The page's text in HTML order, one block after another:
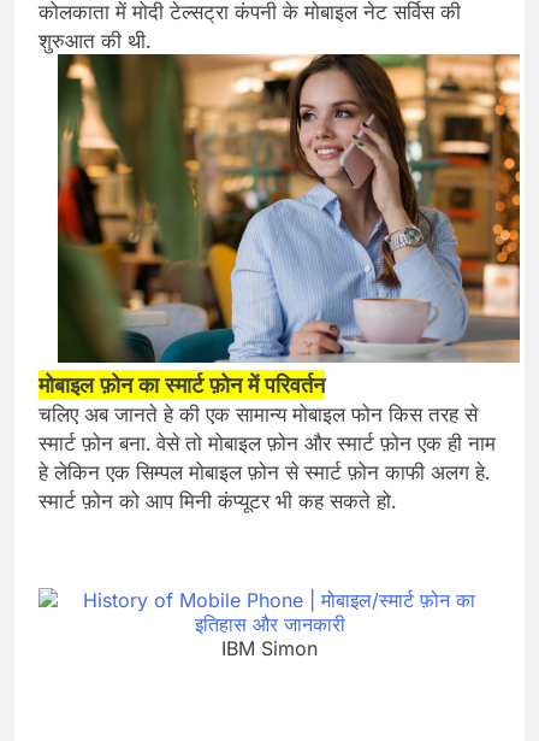
कोलकाता में मोदी टेल्सट्रा कंपनी के मोबाइल नेट सर्विस की
शुरुआत की थी.
मोबाइल फ़ोन का स्मार्ट फ़ोन में परिवर्तन
चलिए अब जानते हे की एक सामान्य मोबाइल फोन किस तरह से
स्मार्ट फ़ोन बना. वेसे तो मोबाइल फ़ोन और स्मार्ट फ़ोन एक ही नाम
हे लेकिन एक सिम्पल मोबाइल फ़ोन से स्मार्ट फ़ोन काफी अलग हे.
स्मार्ट फ़ोन को आप मिनी कंप्यूटर भी कह सकते हो.
IBM Simon